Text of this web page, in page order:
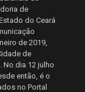
de
do Ceará
de 2019,
de
No dia 12 julho
então, é o
no Portal